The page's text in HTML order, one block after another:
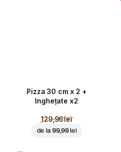
Pizza 30 cm x 2 +
Inghețate x2
129,96 lei
de la 99,99 lei